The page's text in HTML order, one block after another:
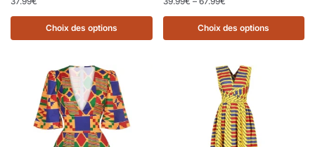
Choix des options Choix des options